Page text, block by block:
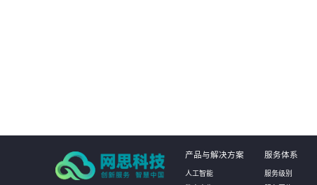
产品与解决方案
人工智能
服务体系
服务级别